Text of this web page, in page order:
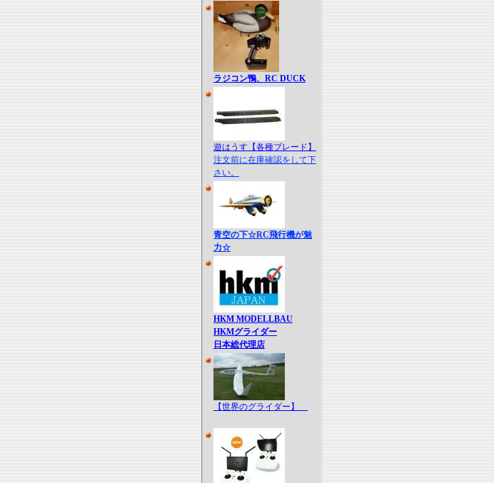
ラジコン鴨、RC DUCK
遊はうす【各種ブレード】
注文前に在庫確認をして下
さい。
青空の下☆RC飛行機が魅
力☆
HKM MODELLBAU
HKMグライダー
日本総代理店
【世界のグライダー】